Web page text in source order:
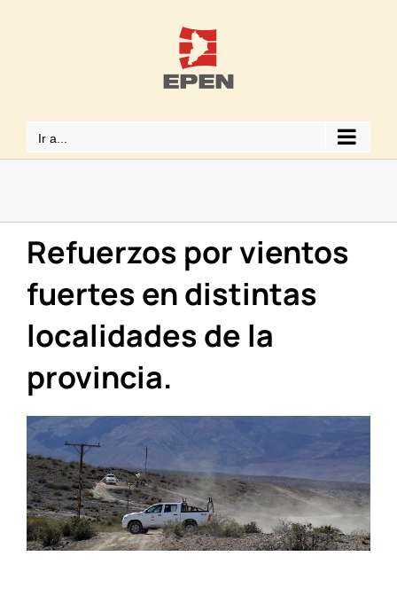
Ir a...
Refuerzos por vientos
fuertes en distintas
localidades de la
provincia.